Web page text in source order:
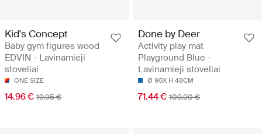
Kid's Concept
Baby gym figures wood
EDVIN - Lavinamieji
stoveliai
ONE SIZE
14.96 € 19.95 €
Done by Deer
Activity play mat
Playground Blue -
Lavinamieji stoveliai
Ø 90X H 48CM
71.44 € 109.90 €